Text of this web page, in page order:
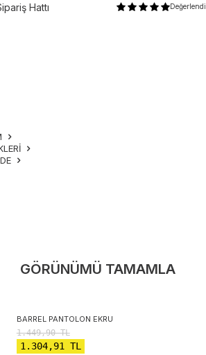
Hattı
GÖRÜNÜMÜ TAMAMLA
BARREL PANTOLON EKRU
1.449,90TL
1.304,91 TL